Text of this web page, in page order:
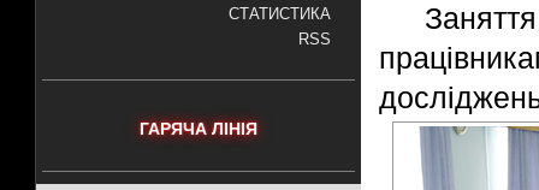
СТАТИСТИКА
RSS
ГАРЯЧА ЛІНІЯ